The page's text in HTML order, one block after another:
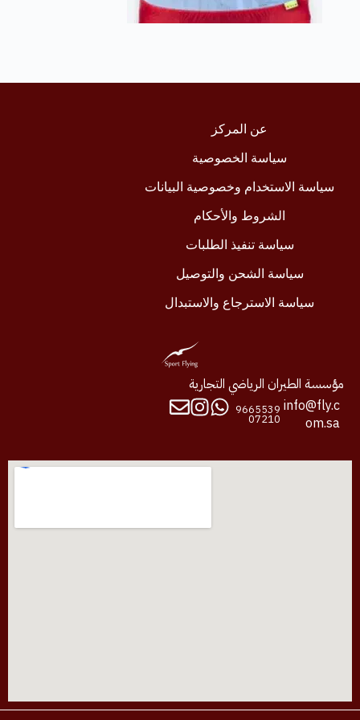
مؤسسة الطيران الرياضي التجارية
info@fly.c
om.sa
9665539
07210
عن المركز
سياسة الخصوصية
سياسة الاستخدام وخصوصية البيانات
الشروط والأحكام
سياسة تنفيذ الطلبات
سياسة الشحن والتوصيل
سياسة الاسترجاع والاستبدال